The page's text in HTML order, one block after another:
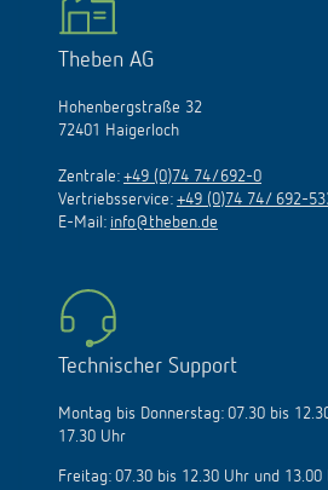
Theben AG
Hohenbergstraße 32
72401 Haigerloch
Zentrale: +49 (0)74 74/692-0
Vertriebsservice: +49 (0)74 74/ 692-
E-Mail: info@theben.de
Technischer Support
Montag bis Donnerstag: 07.30 bis
17.30 Uhr
Freitag: 07.30 bis 12.30 Uhr und 13.00